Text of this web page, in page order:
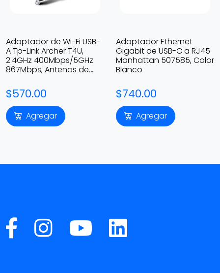
Adaptador de Wi-Fi USB-
A Tp-Link Archer T4U,
2.4GHz 400Mbps/5GHz
867Mbps, Antenas de
$570.00
Agregar
Adaptador Ethernet
Gigabit de USB-C a RJ45
Manhattan 507585, Color
Blanco
$740.00
Agregar